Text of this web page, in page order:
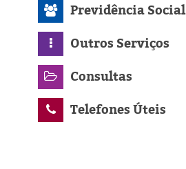
Previdência Social
Outros Serviços
Consultas
Telefones Úteis